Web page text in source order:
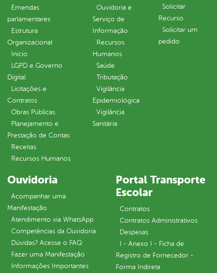
Emendas
parlamentares
Estrutura
Organizacional
Inicio
LGPD e Governo
Digital
Licitações e
Contratos
Obras Públicas
Planejamento e
Prestação de Contas
Receitas
Recursos Humanos
Ouvidoria e
Serviço de
Informação
Recursos
Humanos
Saúde
Tributação
Vigilância
Epidemiológica
Vigilância
Sanitária
Solicitar
Recurso
Solicitar um
pedido
Ouvidoria
Acompanhar uma
Manifestação
Atendimento via WhatsApp
Competências da Ouvidoria
Dúvidas? Acesse o FAQ
Fazer uma Manifestação
Informações Importantes
Portal Transporte
Escolar
Contratos
Contratos Administrativos
Despesas
I - Anexo I - Ficha de
Registro de Fornecedor -
Forma Indireta